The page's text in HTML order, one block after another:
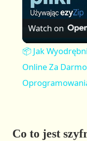
e
Watch on
📦 Jak
Online Za
Co to jest